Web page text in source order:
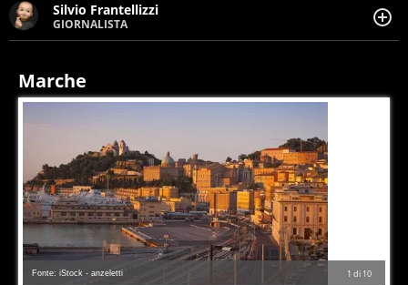
Silvio Frantellizzi
GIORNALISTA
Giornalista pubblicista. Da oltre dieci anni si occupa di
cronaca, motori, spettacolo e videogame.
Marche
1 di 10
Fonte: iStock - anzeletti